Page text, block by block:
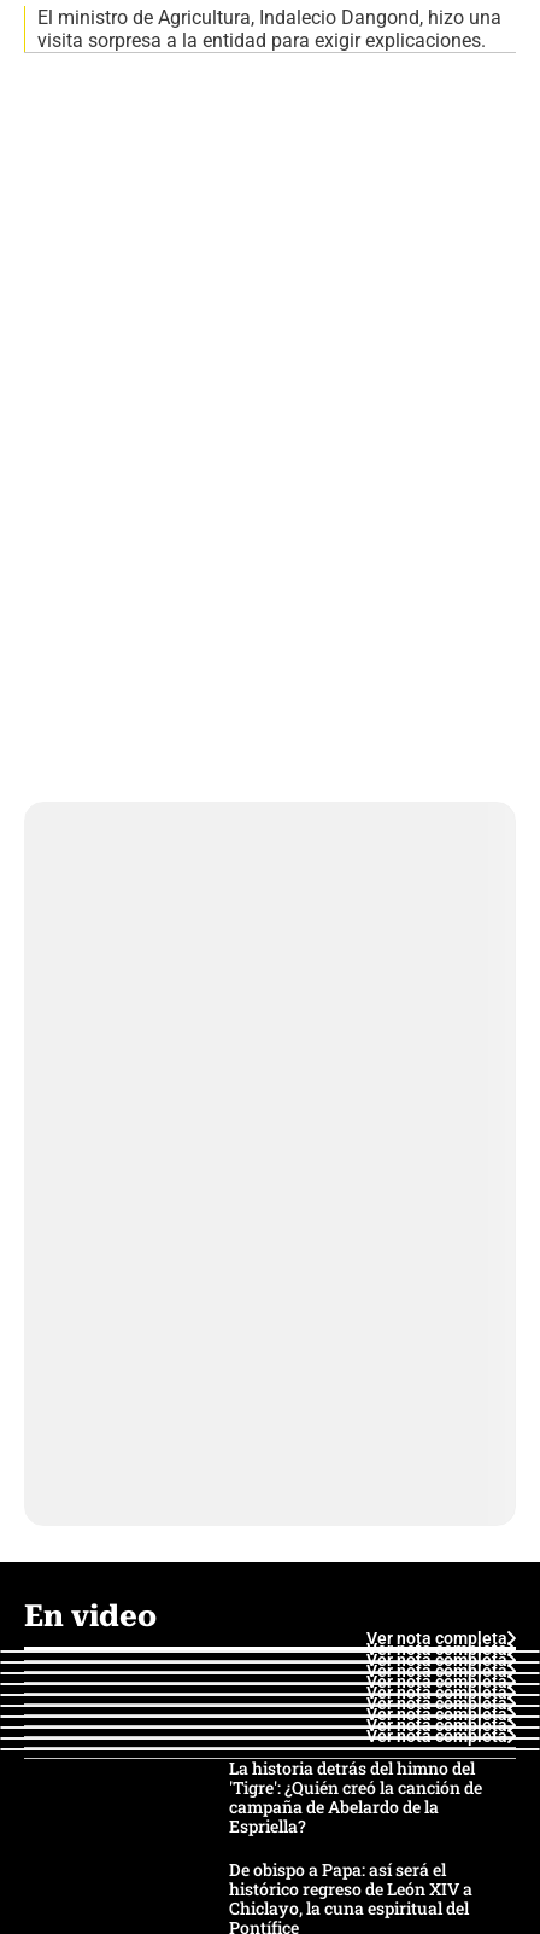
El ministro de Agricultura, Indalecio Dangond, hizo una
visita sorpresa a la entidad para exigir explicaciones.
En video
Ver nota completa
Ver nota completa
Ver nota completa
Ver nota completa
Ver nota completa
Ver nota completa
Ver nota completa
Ver nota completa
Ver nota completa
Ver nota completa
La historia detrás del himno del
'Tigre': ¿Quién creó la canción de
campaña de Abelardo de la
Espriella?
De obispo a Papa: así será el
histórico regreso de León XIV a
Chiclayo, la cuna espiritual del
Pontífice